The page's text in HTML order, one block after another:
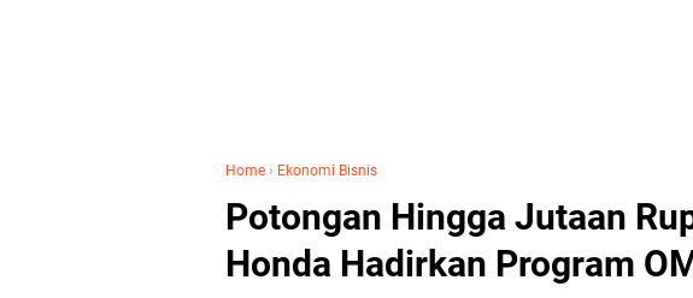
Home › Ekonomi Bisnis
Potongan Hingga Jutaan
Honda Hadirkan Program